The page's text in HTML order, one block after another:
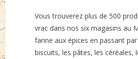
Vous trouverez plus de 500
vrac dans nos six magasins au
farine aux épices en passant
biscuits, les pâtes, les céréales,